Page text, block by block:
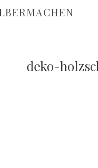
deko-